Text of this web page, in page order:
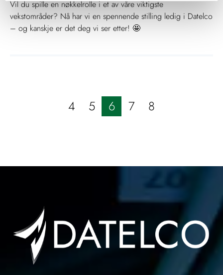
Vil du spille en nøkkelrolle i et av våre viktigste
vekstområder? Nå har vi en spennende stilling ledig i Datelco
– og kanskje er det deg vi ser etter! 🤩
4 5 6 7 8